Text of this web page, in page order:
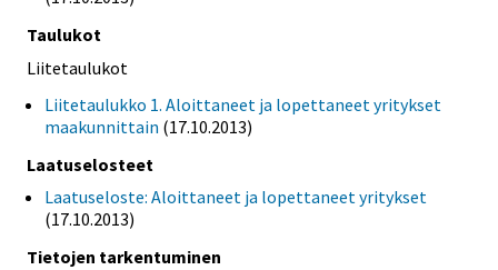
Taulukot
Liitetaulukot
Liitetaulukko 1. Aloittaneet ja lopettaneet yritykset
maakunnittain (17.10.2013)
Laatuselosteet
Laatuseloste: Aloittaneet ja lopettaneet yritykset
(17.10.2013)
Tietojen tarkentuminen